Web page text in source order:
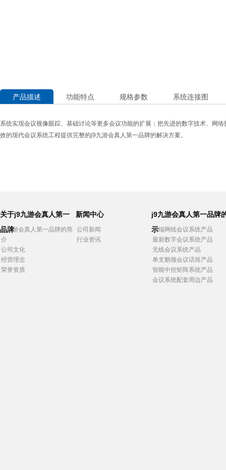
产品描述 功能特点 规格参数 系统连接图
系统实现会议视像眼踪、基础讨论等更多会议功能的扩展；把先进的数字技术、网
效的现代会议系统工程提供完整的j9九游会真人第一品牌的解决方案。
关于j9九游会真人第一
品牌
j9九游会真人第一品牌的简
介
公司文化
经营理念
荣誉资质
新闻中心
公司新闻
行业资讯
j9九游会真人第一品牌
示
高端网线会议系统产品
最新数字会议系统产品
无线会议系统产品
单支鹅颈会议话筒产品
智能中控矩阵系统产品
会议系统配套周边产品